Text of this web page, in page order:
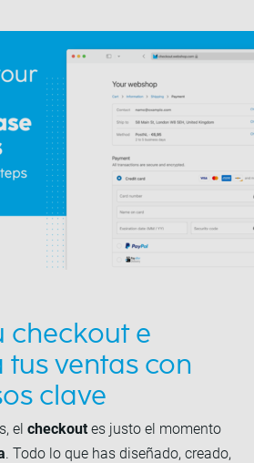
checkout e
tus ventas con
clave
el checkout es justo el momento
. Todo lo que has diseñado, creado,